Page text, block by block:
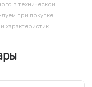
в технической
при покупке
характеристик.